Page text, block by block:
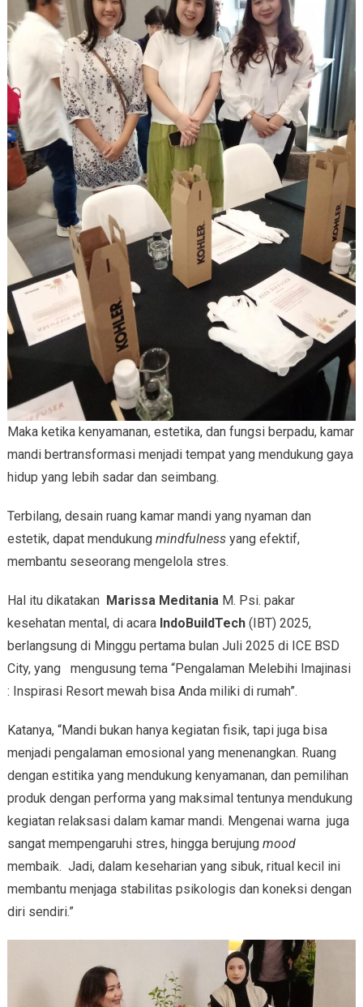
Maka ketika kenyamanan, estetika, dan fungsi berpadu, kamar
mandi bertransformasi menjadi tempat yang mendukung gaya
hidup yang lebih sadar dan seimbang.
Terbilang, desain ruang kamar mandi yang nyaman dan
estetik, dapat mendukung mindfulnessyang efektif,
membantu seseorang mengelola stres.
Hal itu dikatakan Marissa Meditania M. Psi. pakar
kesehatan mental, di acara IndoBuildTech (IBT) 2025,
berlangsung di Minggu pertama bulan Juli 2025 di ICE BSD
City, yang mengusung tema “Pengalaman Melebihi Imajinasi
: Inspirasi Resort mewah bisa Anda miliki di rumah”.
Katanya, “Mandi bukan hanya kegiatan fisik, tapi juga bisa
menjadi pengalaman emosional yang menenangkan. Ruang
dengan estitika yang mendukung kenyamanan, dan pemilihan
produk dengan performa yang maksimal tentunya mendukung
kegiatan relaksasi dalam kamar mandi. Mengenai warna juga
sangat mempengaruhi stres, hingga berujung mood
membaik. Jadi, dalam keseharian yang sibuk, ritual kecil ini
membantu menjaga stabilitas psikologis dan koneksi dengan
diri sendiri.”